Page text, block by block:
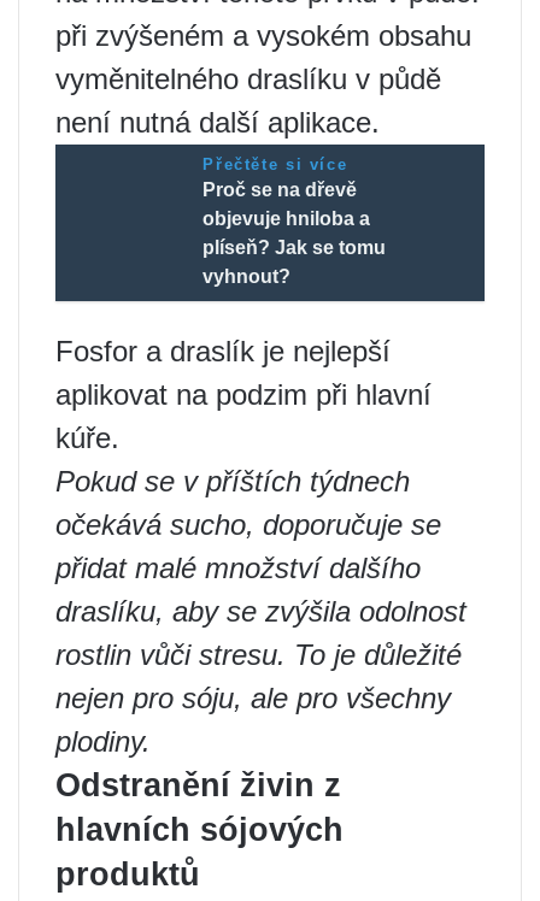
při zvýšeném a vysokém obsahu
vyměnitelného draslíku v půdě
není nutná další aplikace.
Přečtěte si více
Proč se na dřevě
objevuje hniloba a
plíseň? Jak se tomu
vyhnout?
Fosfor a draslík je nejlepší
aplikovat na podzim při hlavní
kúře.
Pokud se v příštích týdnech
očekává sucho, doporučuje se
přidat malé množství dalšího
draslíku, aby se zvýšila odolnost
rostlin vůči stresu. To je důležité
nejen pro sóju, ale pro všechny
plodiny.
Odstranění živin z
hlavních sójových
produktů